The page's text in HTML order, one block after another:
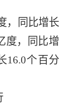
，同比增长
度，同比增
16.0个百分